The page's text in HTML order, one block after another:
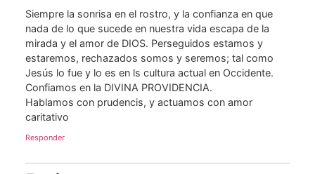
Siempre la sonrisa en el rostro, y la confianza en que
nada de lo que sucede en nuestra vida escapa de la
mirada y el amor de DIOS. Perseguidos estamos y
estaremos, rechazados somos y seremos; tal como
Jesús lo fue y lo es en ls cultura actual en Occidente.
Confiamos en la DIVINA PROVIDENCIA.
Hablamos con prudencis, y actuamos con amor
caritativo
Responder